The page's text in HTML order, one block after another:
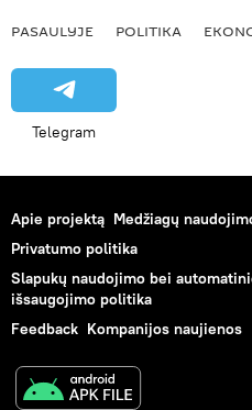
PASAULYJE POLITIKA
Telegram
Apie projektą Medžiagų
Privatumo politika
Slapukų naudojimo bei
išsaugojimo politika
Feedback Kompanijos naujienos